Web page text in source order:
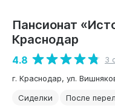
КОМФОРТ
Пансионат
Краснодар
4.8
3
г. Краснодар, ул.
Сиделки
После